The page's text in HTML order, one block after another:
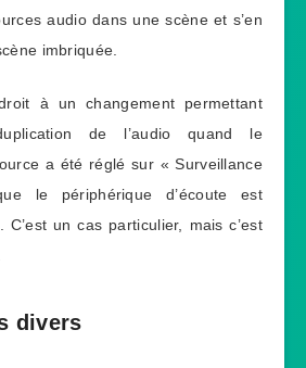
audio dans une scène et s’en
imbriquée.
à un changement permettant
de l’audio quand le
a été réglé sur « Surveillance
le périphérique d’écoute est
C’est un cas particulier, mais c’est
divers